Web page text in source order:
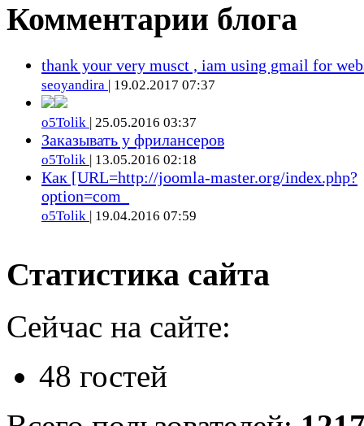
Комментарии блога
thank your very musct , iam using gmail for
seoyandira | 19.02.2017 07:37
o5Tolik | 25.05.2016 03:37
Заказывать у фрилансеров
o5Tolik | 13.05.2016 02:18
Как [URL=http://joomla-master.org/index.php?
option=com_
o5Tolik | 19.04.2016 07:59
Статистика сайта
Сейчас на сайте:
48 гостей